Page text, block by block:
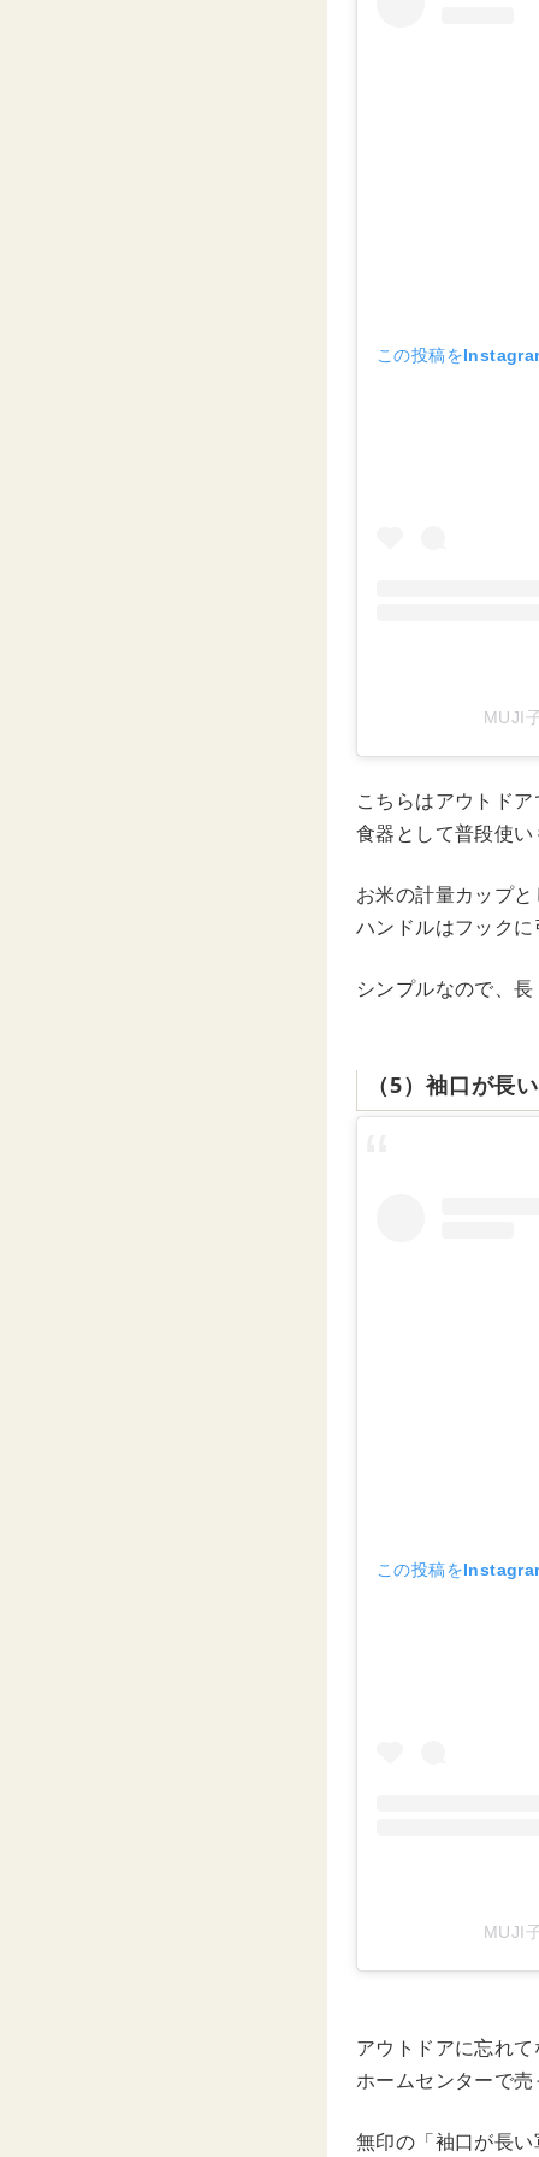
この投稿を
MUJI
こちらはアウトド
食器として普段使い
お米の計量カップと
ハンドルはフック
シンプルなので、長
（5）袖口が長
この投稿を
MUJI
アウトドアに忘れて
ホームセンターで売
無印の「袖口が長